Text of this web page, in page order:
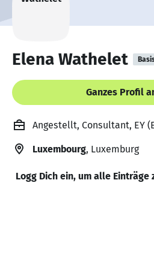
Elena Wathelet
Ganzes Profil
Angestellt, Consultant, EY
Luxembourg, Luxemburg
Logg Dich ein, um alle Einträge